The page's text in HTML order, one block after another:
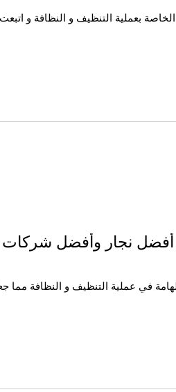
بعملية التنظيف و النظافة و
أفضل نجار وأفضل
في عملية التنظيف و النظافة مما